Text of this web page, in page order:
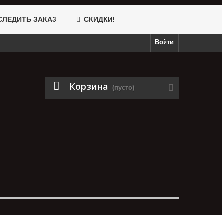
ЗАКАЗ СКИДКИ!
Войти
Корзина (пусто)